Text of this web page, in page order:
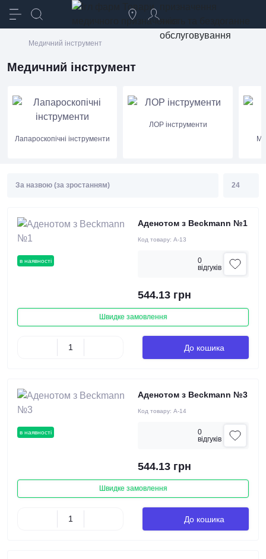
якість та бездоганне
обслуговування
Медичний інструмент
Медичний інструмент
Лапароскопічні інструменти
ЛОР інструменти
в наявності
Аденотом з Beckmann №1
Код товару: А-13
0
вiдгукiв
544.13 грн
Швидке замовлення
До кошика
в наявності
Аденотом з Beckmann №3
Код товару: А-14
0
вiдгукiв
544.13 грн
Швидке замовлення
До кошика